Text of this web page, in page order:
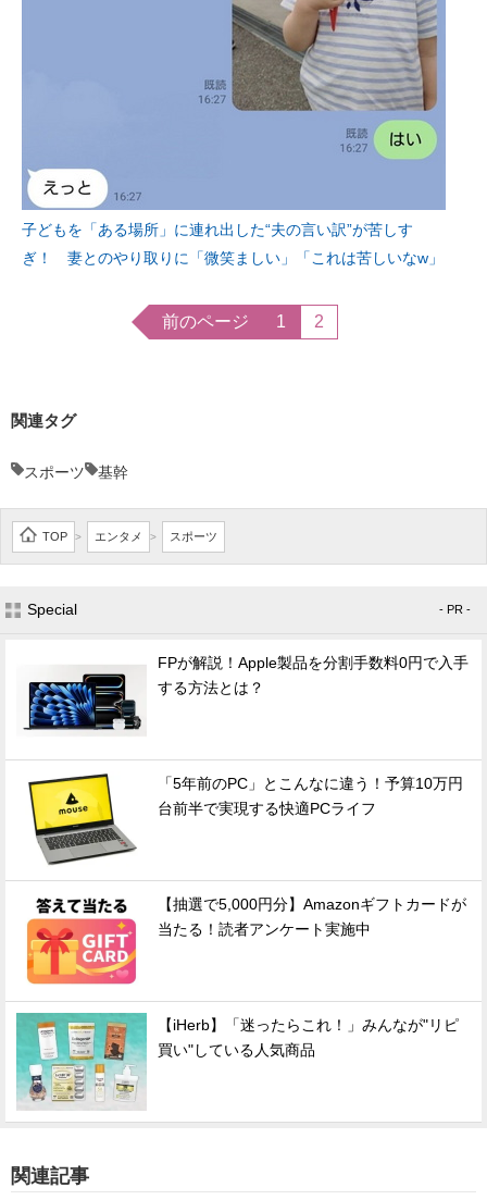
子どもを「ある場所」に連れ出した“夫の言い訳”が苦しす
ぎ！ 妻とのやり取りに「微笑ましい」「これは苦しいなw」
前のページ 1 2
関連タグ
スポーツ 基幹
TOP > エンタメ > スポーツ
Special - PR -
FPが解説！Apple製品を分割手数料0円で入手
する方法とは？
「5年前のPC」とこんなに違う！予算10万円
台前半で実現する快適PCライフ
【抽選で5,000円分】Amazonギフトカードが
当たる！読者アンケート実施中
【iHerb】「迷ったらこれ！」みんなが"リピ
買い"している人気商品
関連記事